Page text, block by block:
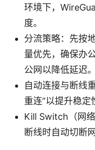
环境下，
度。
分流策略：先按
量优先，确保办
公网以降低延迟。
自动连接与断线
重连”以提升稳定
Kill Switch（网
断线时自动切断